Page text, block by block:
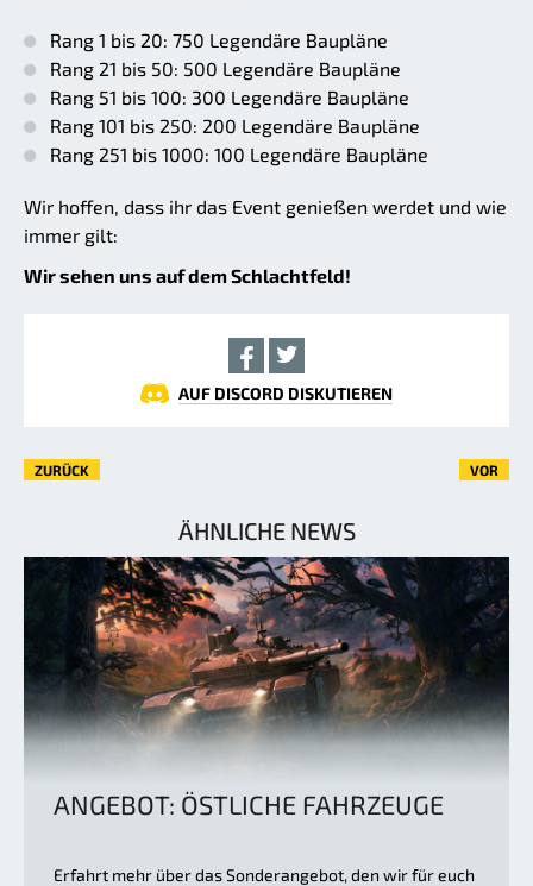
Rang 1 bis 20: 750 Legendäre Baupläne
Rang 21 bis 50: 500 Legendäre Baupläne
Rang 51 bis 100: 300 Legendäre Baupläne
Rang 101 bis 250: 200 Legendäre Baupläne
Rang 251 bis 1000: 100 Legendäre Baupläne
Wir hoffen, dass ihr das Event genießen werdet und wie
immer gilt:
Wir sehen uns auf dem Schlachtfeld!
AUF DISCORD DISKUTIEREN
ZURÜCK VOR
ÄHNLICHE NEWS
ANGEBOT: ÖSTLICHE FAHRZEUGE
Erfahrt mehr über das Sonderangebot, den wir für euch